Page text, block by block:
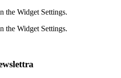
the Widget Settings.
the Widget Settings.